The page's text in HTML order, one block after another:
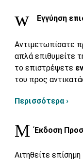
Εγγύηση
Αντιμετωπίσατε
απλά επιθυμείτε
το επιστρέψετε
του προς
Περισσότερα ›
Έκδοση
Αιτηθείτε